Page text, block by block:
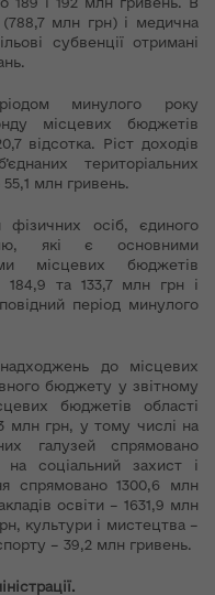
млн грн) і медична
субвенції отримані
минулого року
місцевих бюджетів
відсотка. Ріст доходів
територіальних
55,1 млн гривень.
осіб, єдиного
які є основними
місцевих бюджетів
184,9 та 133,7 млн грн і
період минулого
до місцевих
бюджету у звітному
бюджетів області
млн грн, у тому числі на
галузей спрямовано
соціальний захист і
спрямовано 1300,6 млн
освіти – 1631,9 млн
культури і мистецтва –
– 39,2 млн гривень.